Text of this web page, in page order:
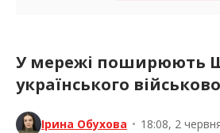
У мережі поширюють
українського
Ірина Обухова • 18:08, 2